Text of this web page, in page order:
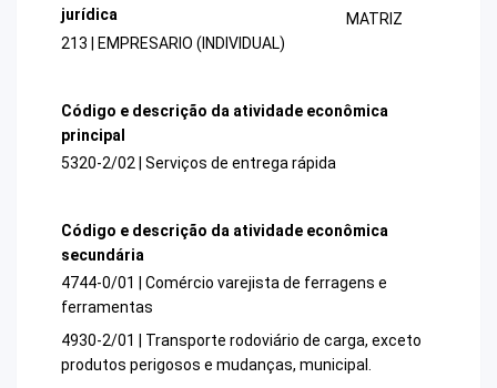
jurídica
213 | EMPRESARIO (INDIVIDUAL)
MATRIZ
Código e descrição da atividade econômica
principal
5320-2/02 | Serviços de entrega rápida
Código e descrição da atividade econômica
secundária
4744-0/01 | Comércio varejista de ferragens e
ferramentas
4930-2/01 | Transporte rodoviário de carga, exceto
produtos perigosos e mudanças, municipal.